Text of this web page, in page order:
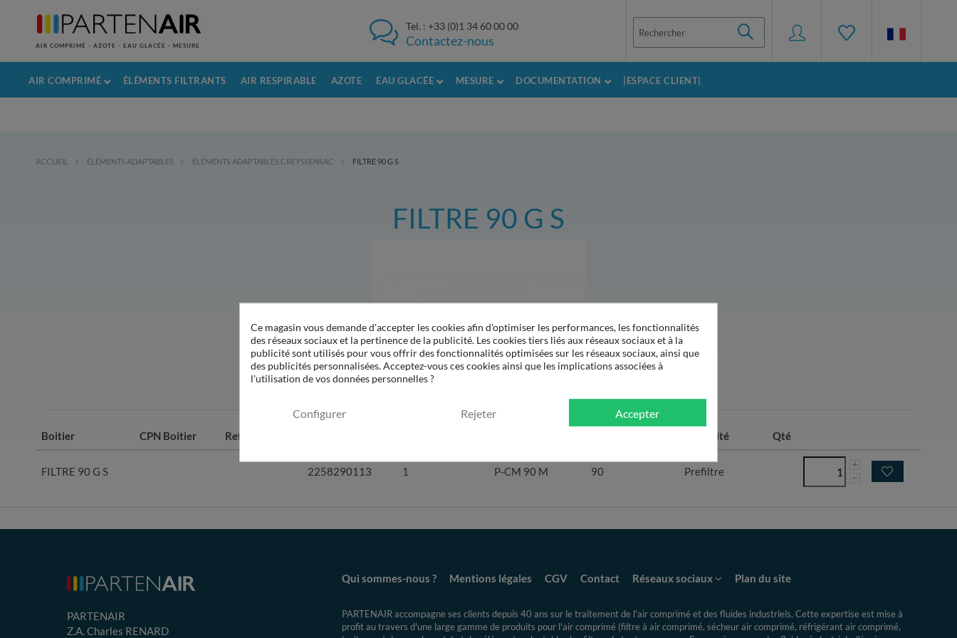
AIR COMPRIMÉ - AZOTE - EAU GLACÉE - MESURE
Tel. : +33 (0)1 34 60 00 00
Contactez-nous
AIR COMPRIMÉ ÉLÉMENTS FILTRANTS AIR RESPIRABLE AZOTE EAU GLACÉE MESURE DOCUMENTATION |ESPACE CLIENT|
ACCUEIL ÉLÉMENTS ADAPTABLES ÉLÉMENTS ADAPTABLES CREYSSENSAC FILTRE 90 G S
FILTRE 90 G S
Boitier CPN Boitier Ref. origine Efficacité Qté
FILTRE 90 G S 2258290113 1 P-CM 90 M 90 Prefiltre
PARTENAIR
Z.A. Charles RENARD
Qui sommes-nous ? Mentions légales CGV Contact Réseaux sociaux Plan du site
PARTENAIR accompagne ses clients depuis 40 ans sur le traitement de l'air comprimé et des fluides industriels. Cette expertiseest mise à
profit au travers d'une large gamme de produits pour l'air comprimé (filtre à air comprimé, sécheur air comprimé, réfrigérant air comprimé,
Ce magasin vous demande d'accepter les cookies afin d'optimiser les performances, les fonctionnalités
des réseaux sociaux et la pertinence de la publicité. Les cookies tiers liés aux réseaux sociaux et à la
publicité sont utilisés pour vous offrir des fonctionnalités optimisées sur les réseaux sociaux, ainsi que
des publicités personnalisées. Acceptez-vous ces cookies ainsi que les implications associées à
l'utilisation de vos données personnelles ?
Configurer Rejeter Accepter